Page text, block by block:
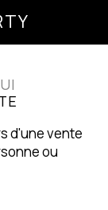
d'une vente
ou